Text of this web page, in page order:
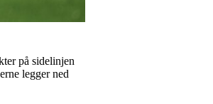
på sidelinjen
legger ned